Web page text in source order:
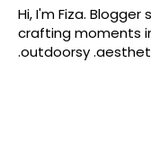
Hi, I'm Fiza.
crafting moments
.outdoorsy